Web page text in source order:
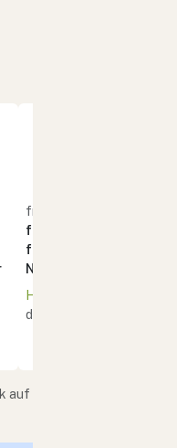
frux®
frux® Hortensienerde
für rote & weiße Sorten
Natürlich Gut - 18 Liter
Hier kaufen
dieflora.eu
auf